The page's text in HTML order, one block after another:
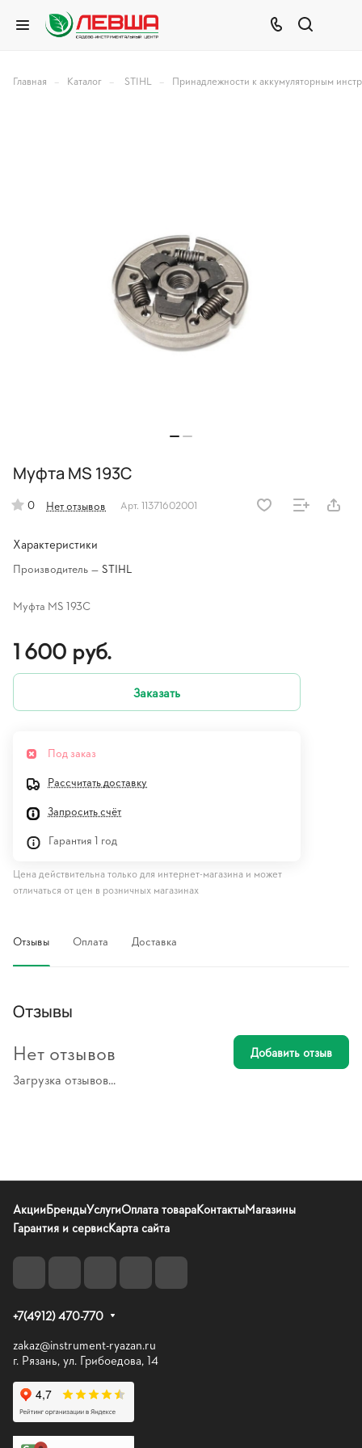
Главная – Каталог – STIHL – Принадлежности к аккумуляторным
Mуфта MS 193C
0 Нет отзывов Арт. 11371602001
Характеристики
Производитель — STIHL
Mуфта MS 193C
1 600 руб.
Заказать
Под заказ
Рассчитать доставку
Запросить счёт
Гарантия 1 год
Цена действительна только для интернет-магазина и может
отличаться от цен в розничных магазинах
Отзывы Оплата Доставка
Отзывы
Загрузка отзывов...
Нет отзывов Добавить отзыв
АкцииБрендыУслугиОплата товараКонтактыМагазины
Гарантия и сервисКарта сайта
+7(4912) 470-770
zakaz@instrument-ryazan.ru
г. Рязань, ул. Грибоедова, 14